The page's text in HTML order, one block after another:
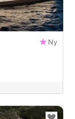
Ny